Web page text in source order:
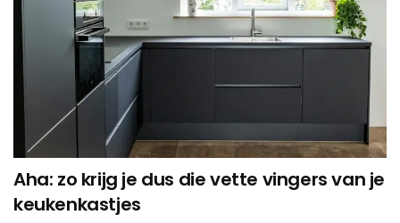
Aha: zo krijg je dus die vette vingers van je
keukenkastjes